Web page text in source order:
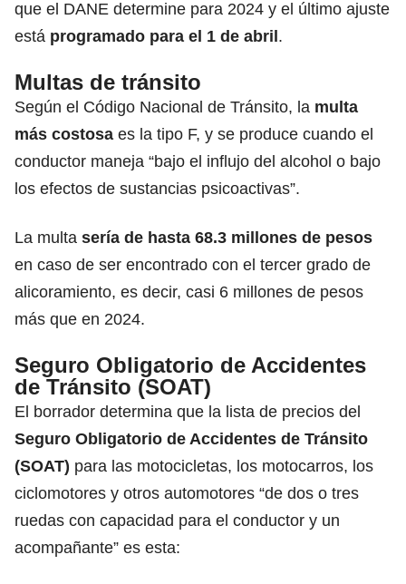
que el DANE determine para 2024 y el último ajuste
está programado para el 1 de abril.
Multas de tránsito
Según el Código Nacional de Tránsito, la multa
más costosa es la tipo F, y se produce cuando el
conductor maneja “bajo el influjo del alcohol o bajo
los efectos de sustancias psicoactivas”.
La multa sería de hasta 68.3 millones de pesos
en caso de ser encontrado con el tercer grado de
alicoramiento, es decir, casi 6 millones de pesos
más que en 2024.
Seguro Obligatorio de Accidentes
de Tránsito (SOAT)
El borrador determina que la lista de precios del
Seguro Obligatorio de Accidentes de Tránsito
(SOAT) para las motocicletas, los motocarros, los
ciclomotores y otros automotores “de dos o tres
ruedas con capacidad para el conductor y un
acompañante” es esta: